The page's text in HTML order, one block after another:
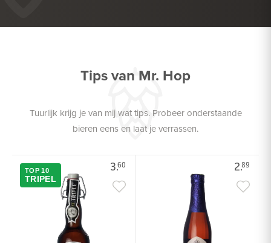
Tips van Mr. Hop
Tuurlijk krijg je van mij wat tips. Probeer onderstaande
bieren eens en laat je verrassen.
3.60
TOP 10
TRIPEL
2.89